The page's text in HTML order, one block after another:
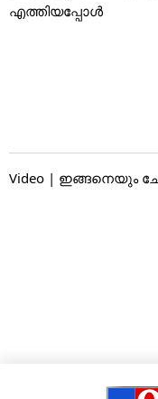
എത്തിയപ്പോൾ
Video | ഇങ്ങനെയും